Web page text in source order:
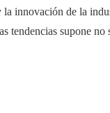
innovación de la
tendencias supone no